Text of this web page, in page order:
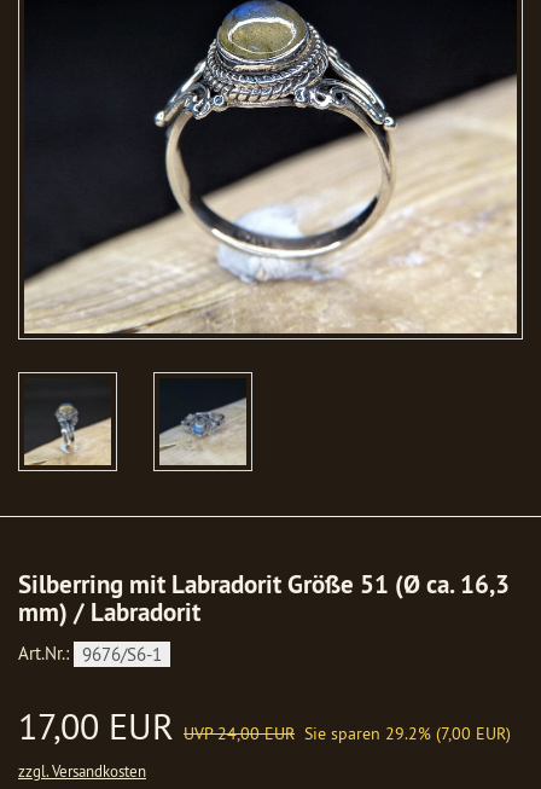
Silberring mit Labradorit Größe 51 (Ø ca. 16,3
mm) / Labradorit
Art.Nr.: 9676/S6-1
17,00 EUR UVP 24,00 EUR Sie sparen 29.2% (7,00 EUR)
zzgl. Versandkosten